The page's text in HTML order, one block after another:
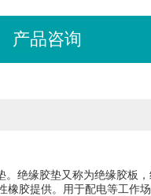
产品咨询
。绝缘胶垫又称为绝缘胶板
胶提供。用于配电等工作